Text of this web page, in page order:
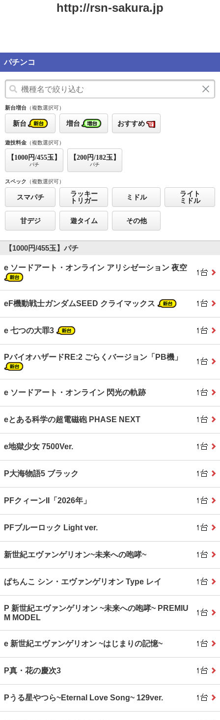
http://rsn-sakura.jp
パチンコ
新台増台 （複数選択可）
新台 増台 おすすめ
遊技料金 （複数選択可）
【1000円/455玉】
パチ
【200円/182玉】
パチ
スペック （複数選択可）
スマパチ
ラッキー
トリガー
ミドル
ライト
ミドル
甘デジ 遊タイム その他
【1000円/455玉】パチ
e ソードアート・オンライン アリシゼーション 夜空
eF機動戦士ガンダムSEED クライマックス
e 七つの大罪3
PバイオハザードRE:2 ごらくバージョン「PB機」
e ソードアート・オンライン 閃光の軌跡
eとある科学の超電磁砲 PHASE NEXT
e地獄少女 7500Ver.
P大海物語5 ブラック
PFクィーンII「2026年」
PFブルーロック Light ver.
新世紀エヴァンゲリオン~未来への咆哮~
ぱちんこ シン・エヴァンゲリオン Type レイ
P 新世紀エヴァンゲリオン ~未来への咆哮~ PREMIU
M MODEL
e 新世紀エヴァンゲリオン ~はじまりの記憶~
P真・花の慶次3
Pうる星やつら~Eternal Love Song~ 129ver.